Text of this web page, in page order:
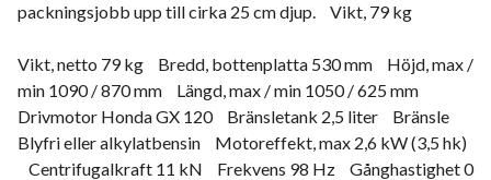
packningsjobb upp till cirka 25 cm djup. Vikt, 79 kg
Vikt, netto 79 kg Bredd, bottenplatta 530 mm Höjd, max /
min 1090 / 870 mm Längd, max / min 1050 / 625 mm
Drivmotor Honda GX 120 Bränsletank 2,5 liter Bränsle
Blyfri eller alkylatbensin Motoreffekt, max 2,6 kW (3,5 hk)
Centrifugalkraft 11 kN Frekvens 98 Hz Gånghastighet 0